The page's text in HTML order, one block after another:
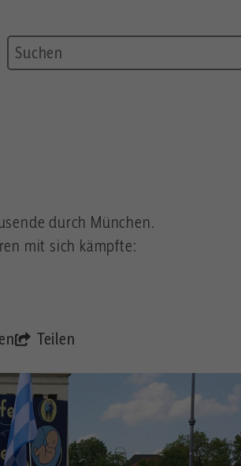
Suche
durch München.
mit sich kämpfte:
Teilen